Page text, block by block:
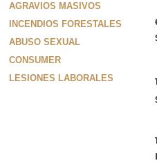
AGRAVIOS MASIVOS
INCENDIOS FORESTALES
ABUSO SEXUAL
CONSUMER
LESIONES LABORALES